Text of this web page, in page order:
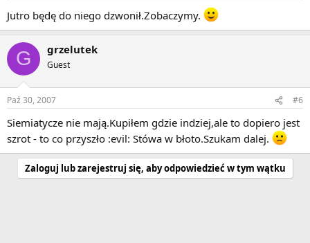
Jutro będę do niego dzwonił.Zobaczymy.
G grzelutek
Guest
Paź 30, 2007 #6
Siemiatycze nie mają.Kupiłem gdzie indziej,ale to dopiero jest
szrot - to co przyszło :evil: Stówa w błoto.Szukam dalej.
Zaloguj lub zarejestruj się, aby odpowiedzieć w tym wątku